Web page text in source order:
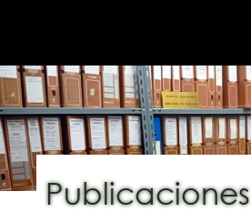
SALTAR
AL
CONTENIDO
Publicaciones